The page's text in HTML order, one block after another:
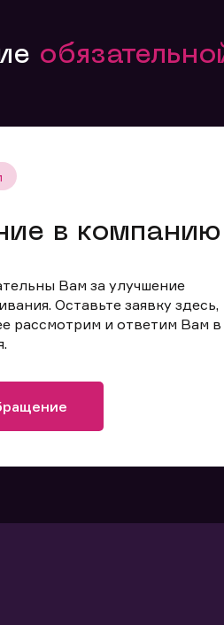
в компанию
Вам за улучшение
Оставьте заявку здесь,
рассмотрим и ответим Вам в